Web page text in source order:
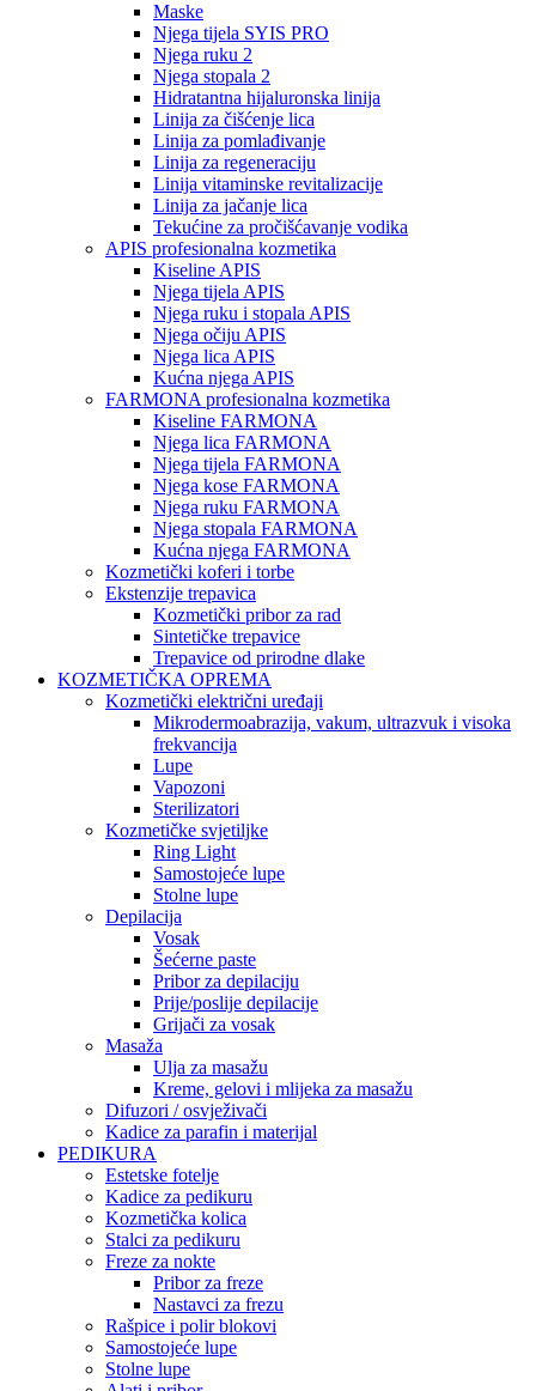
Maske
Njega tijela SYIS PRO
Njega ruku 2
Njega stopala 2
Hidratantna hijaluronska linija
Linija za čišćenje lica
Linija za pomlađivanje
Linija za regeneraciju
Linija vitaminske revitalizacije
Linija za jačanje lica
Tekućine za pročišćavanje vodika
APIS profesionalna kozmetika
Kiseline APIS
Njega tijela APIS
Njega ruku i stopala APIS
Njega očiju APIS
Njega lica APIS
Kućna njega APIS
FARMONA profesionalna kozmetika
Kiseline FARMONA
Njega lica FARMONA
Njega tijela FARMONA
Njega kose FARMONA
Njega ruku FARMONA
Njega stopala FARMONA
Kućna njega FARMONA
Kozmetički koferi i torbe
Ekstenzije trepavica
Kozmetički pribor za rad
Sintetičke trepavice
Trepavice od prirodne dlake
KOZMETIČKA OPREMA
Kozmetički električni uređaji
Mikrodermoabrazija, vakum, ultrazvuk i visoka
frekvancija
Lupe
Vapozoni
Sterilizatori
Kozmetičke svjetiljke
Ring Light
Samostojeće lupe
Stolne lupe
Depilacija
Vosak
Šećerne paste
Pribor za depilaciju
Prije/poslije depilacije
Grijači za vosak
Masaža
Ulja za masažu
Kreme, gelovi i mlijeka za masažu
Difuzori / osvježivači
Kadice za parafin i materijal
PEDIKURA
Estetske fotelje
Kadice za pedikuru
Kozmetička kolica
Stalci za pedikuru
Freze za nokte
Pribor za freze
Nastavci za frezu
Rašpice i polir blokovi
Samostojeće lupe
Stolne lupe